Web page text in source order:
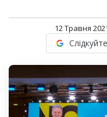
12 Травня